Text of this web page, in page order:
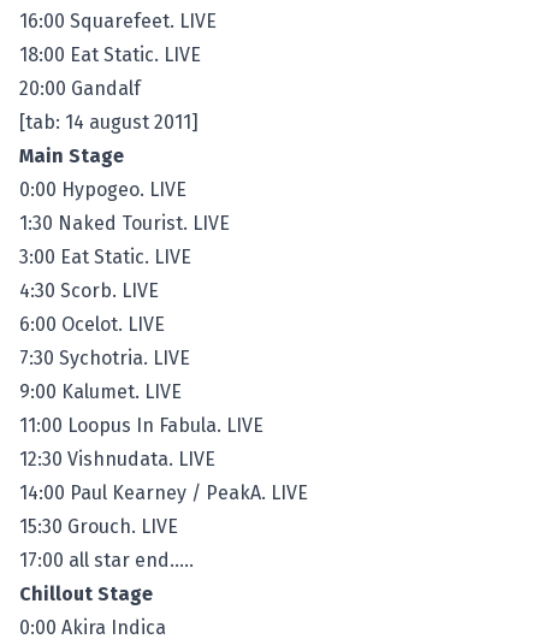
16:00 Squarefeet. LIVE
18:00 Eat Static. LIVE
20:00 Gandalf
[tab: 14 august 2011]
Main Stage
0:00 Hypogeo. LIVE
1:30 Naked Tourist. LIVE
3:00 Eat Static. LIVE
4:30 Scorb. LIVE
6:00 Ocelot. LIVE
7:30 Sychotria. LIVE
9:00 Kalumet. LIVE
11:00 Loopus In Fabula. LIVE
12:30 Vishnudata. LIVE
14:00 Paul Kearney / PeakA. LIVE
15:30 Grouch. LIVE
17:00 all star end…..
Chillout Stage
0:00 Akira Indica